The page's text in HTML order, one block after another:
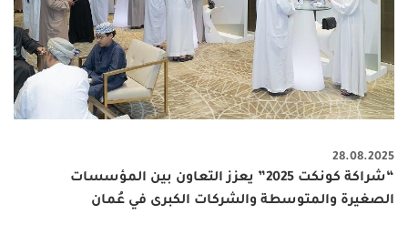
28.08.2025
“شراكة كونكت 2025” يعزز التعاون بين المؤسسات
الصغيرة والمتوسطة والشركات الكبرى في عُمان